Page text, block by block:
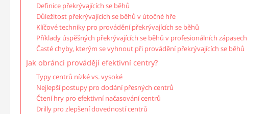
Definice překrývajících se běhů
Důležitost překrývajících se běhů v útočné hře
Klíčové techniky pro provádění překrývajících se běhů
Příklady úspěšných překrývajících se běhů v profesionálních zápasech
Časté chyby, kterým se vyhnout při provádění překrývajících se běhů
Jak obránci provádějí efektivní centry?
Typy centrů nízké vs. vysoké
Nejlepší postupy pro dodání přesných centrů
Čtení hry pro efektivní načasování centrů
Drilly pro zlepšení dovedností centrů